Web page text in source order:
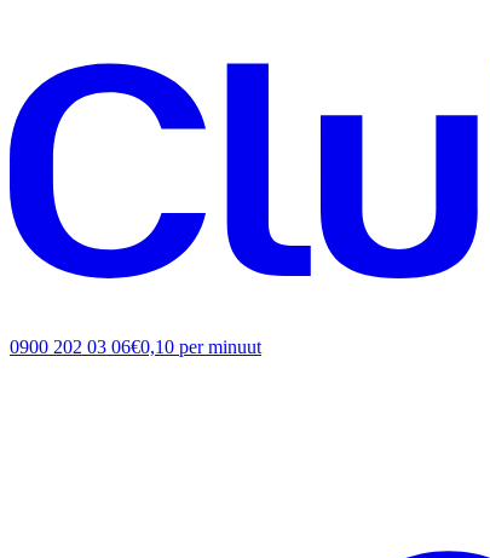
0900 202 03 06€0,10 per minuut